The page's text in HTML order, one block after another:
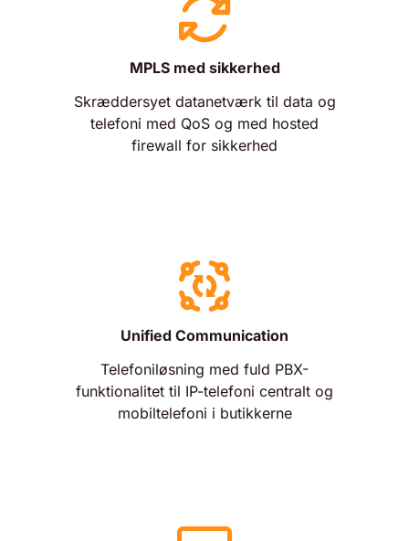
MPLS med sikkerhed
Skræddersyet datanetværk til data og
telefoni med QoS og med hosted
firewall for sikkerhed
Unified Communication
Telefoniløsning med fuld PBX-
funktionalitet til IP-telefoni centralt og
mobiltelefoni i butikkerne